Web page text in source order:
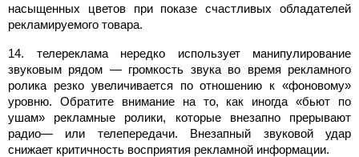
насыщенных цветов при показе счастливых обладателей
рекламируемого товара.
14. телереклама нередко использует манипулирование
звуковым рядом — громкость звука во время рекламного
ролика резко увеличивается по отношению к «фоновому»
уровню. Обратите внимание на то, как иногда «бьют по
ушам» рекламные ролики, которые внезапно прерывают
радио— или телепередачи. Внезапный звуковой удар
снижает критичность восприятия рекламной информации.